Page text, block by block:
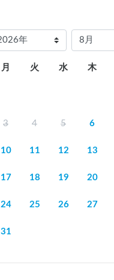
月 火 水 木
3 4 5 6
10 11 12 13
17 18 19 20
24 25 26 27
31